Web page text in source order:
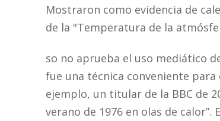
Mostraron como evidencia de
de la "Temperatura de la
so no aprueba el uso mediático
fue una técnica conveniente
ejemplo, un titular de la BBC de
verano de 1976 en olas de